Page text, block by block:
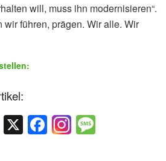
will, muss ihn modernisieren“.
wir führen, prägen. Wir alle. Wir
E
m
X F
a